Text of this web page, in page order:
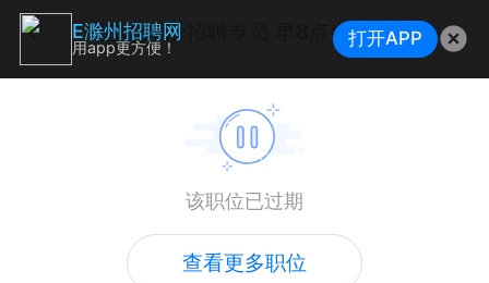
德恩劳务:招聘专员 早8点半晚五 行政班
该职位已过期
查看更多职位
E滁州招聘网
用app更方便！ 打开APP